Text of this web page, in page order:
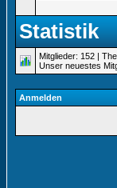
Statistik
Mitglieder: 152 |
Unser neuestes
Anmelden